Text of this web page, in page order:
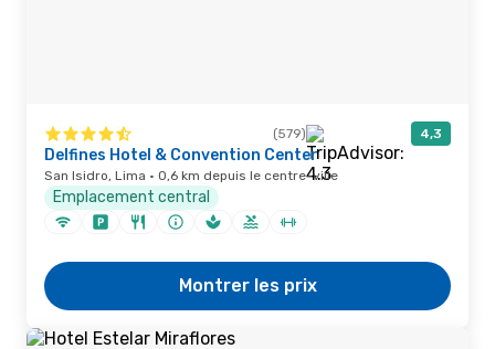
(579) 4,3
Delfines Hotel & Convention Center
San Isidro, Lima · 0,6 km depuis le centre-ville
Emplacement central
Montrer les prix